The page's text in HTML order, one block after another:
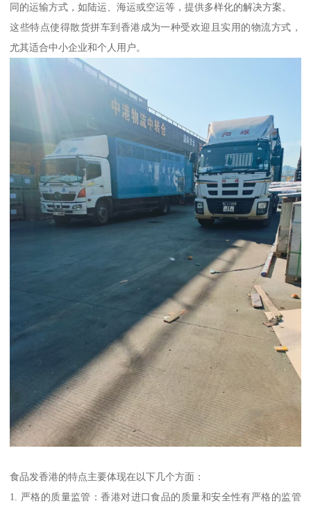
同的运输方式，如陆运、海运或空运等，提供多样化的解决方案。
这些特点使得散货拼车到香港成为一种受欢迎且实用的物流方式，
尤其适合中小企业和个人用户。
食品发香港的特点主要体现在以下几个方面：
1. 严格的质量监管：香港对进口食品的质量和安全性有严格的监管